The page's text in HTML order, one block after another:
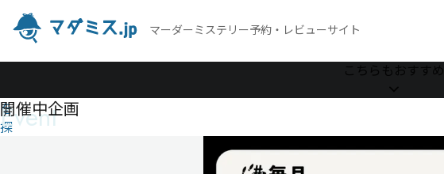
マーダーミステリー予約・レビューサイト
を
探
こちらもおすすめ
Event
開催中企画